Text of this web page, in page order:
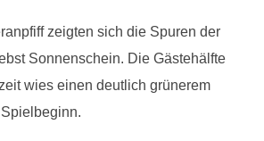
zeigten sich die Spuren der
Sonnenschein. Die Gästehälfte
wies einen deutlich grünerem